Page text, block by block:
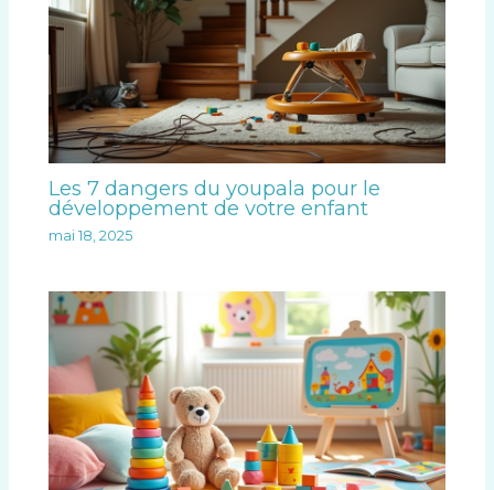
Les 7 dangers du youpala pour le
développement de votre enfant
mai 18, 2025